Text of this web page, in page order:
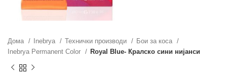
Дома Inebrya Технички производи
Бои за коса
Inebrya Permanent Color
Royal Blue- Кралско сини нијанси